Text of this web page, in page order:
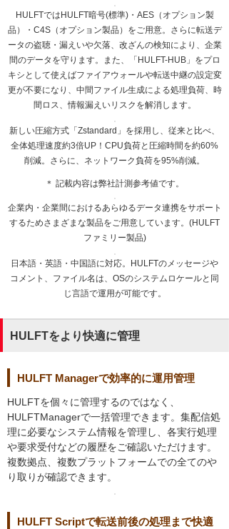
HULFTではHULFT暗号(標準)・AES（オプション製
品）・C4S（オプション製品）をご用意。さらに転送デ
ータの盗聴・漏えいや欠落、改ざんの検知により、企業
間のデータを守ります。また、「HULFT-HUB」をプロ
キシとして使えばファイアウォールや転送中継の設定変
更が不要になり、中間ファイル生成による処理負荷、時
間ロス、情報漏えいリスクを解消します。
新しい圧縮方式「Zstandard」を採用し、従来と比べ、
全体処理速度約3倍UP！CPU負荷と圧縮時間を約60%
削減。さらに、ネットワーク負荷を95%削減。
＊ 記載内容は弊社計測参考値です。
企業内・企業間におけるあらゆるデータ連携をサポート
するためさまざまな製品をご用意しています。(HULFT
ファミリー製品)
日本語・英語・中国語に対応。HULFTのメッセージや
コメント、ファイル名は、OSのシステムロケールと同
じ言語で運用が可能です。
HULFTをより快適に管理
HULFT Managerで効率的に運用管理
HULFTを個々に管理するのではなく、
HULFTManagerで一括管理できます。集配信処
理に必要なシステム情報を管理し、各実行処理
や要求受付などの履歴をご確認いただけます。
複数拠点、複数プラットフォームでの全てのや
り取りが確認できます。
HULFT Scriptで転送前後の処理まで快適